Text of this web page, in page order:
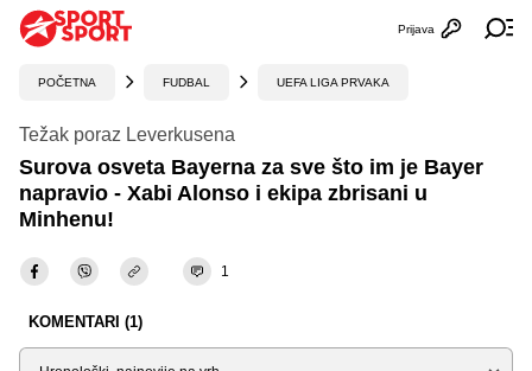
Otvori
Prijava
POČETNA FUDBAL UEFA LIGA PRVAKA
Težak poraz Leverkusena
Surova osveta Bayerna za sve što im je Bayer
napravio - Xabi Alonso i ekipa zbrisani u
Minhenu!
1
KOMENTARI (1)
Sortiraj